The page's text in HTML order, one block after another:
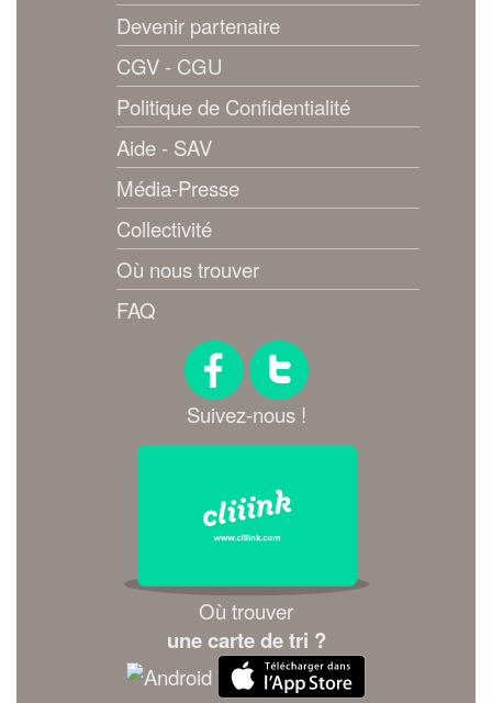
Devenir partenaire
CGV - CGU
Politique de Confidentialité
Aide - SAV
Média-Presse
Collectivité
Où nous trouver
FAQ
Suivez-nous !
Où trouver
une carte de tri ?